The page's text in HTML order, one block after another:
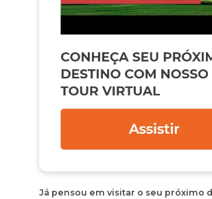
Já pensou em visitar o seu próximo